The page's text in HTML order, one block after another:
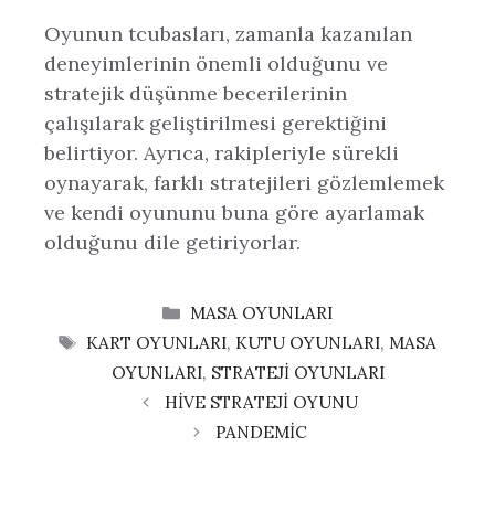
Oyunun tcubasları, zamanla kazanılan
deneyimlerinin önemli olduğunu ve
stratejik düşünme becerilerinin
çalışılarak geliştirilmesi gerektiğini
belirtiyor. Ayrıca, rakipleriyle sürekli
oynayarak, farklı stratejileri gözlemlemek
ve kendi oyununu buna göre ayarlamak
olduğunu dile getiriyorlar.
KATEGORILER
MASA OYUNLARI
ETIKETLER
KART OYUNLARI, KUTU OYUNLARI, MASA
OYUNLARI, STRATEJI OYUNLARI
HIVE STRATEJI OYUNU
PANDEMIC